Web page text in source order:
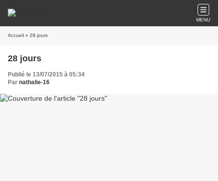
MENU
Accueil » 28 jours
28 jours
Publié le 13/07/2015 à 05:34
Par nathalie-16